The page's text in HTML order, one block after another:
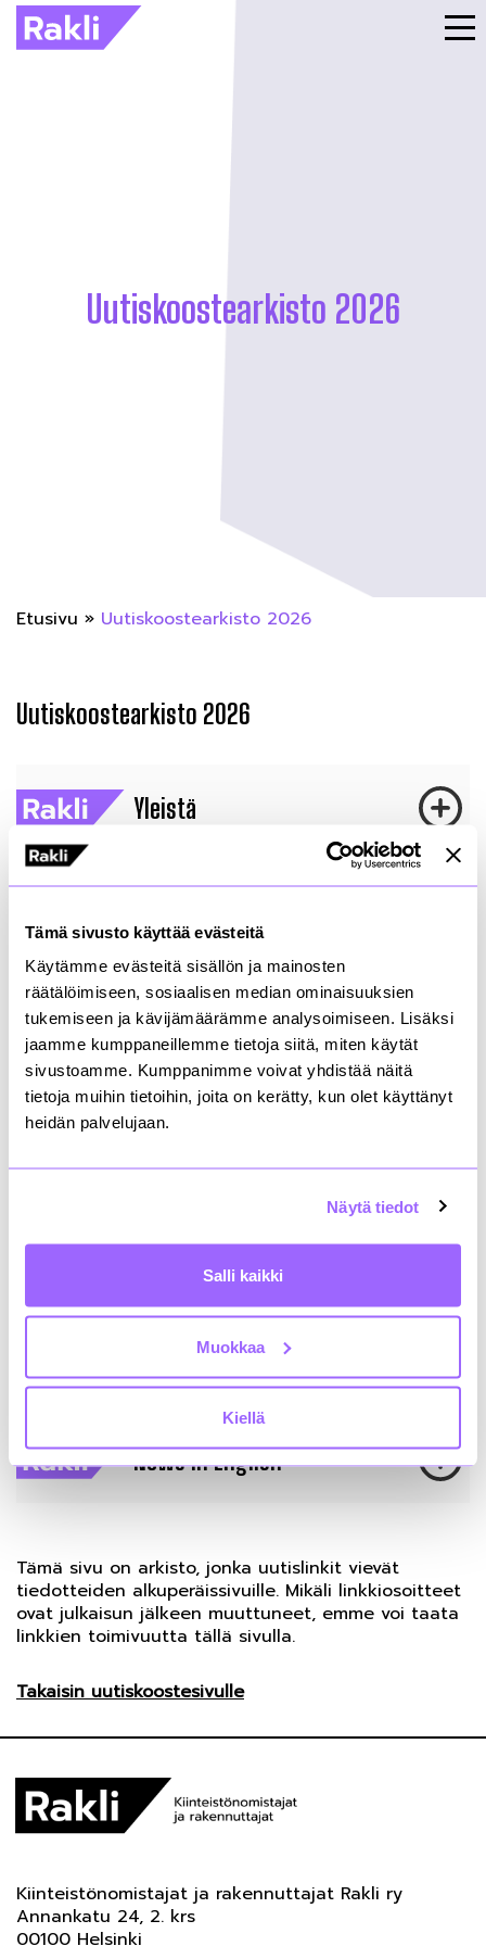
Tämä sivusto käyttää evästeitä
Käytämme evästeitä sisällön ja mainosten
räätälöimiseen, sosiaalisen median ominaisuuksien
tukemiseen ja kävijämäärämme analysoimiseen. Lisäksi
jaamme kumppaneillemme tietoja siitä, miten käytät
sivustoamme. Kumppanimme voivat yhdistää näitä
tietoja muihin tietoihin, joita on kerätty, kun olet käyttänyt
heidän palvelujaan.
Näytä tiedot
Salli kaikki
Muokkaa
Kiellä
Uutiskoostearkisto 2026
Etusivu » Uutiskoostearkisto 2026
Uutiskoostearkisto 2026
Yleistä
Digitaalisuus
Kaupat
Hankkeet ja sopimukset
Nimitykset
News in English
Tämä sivu on arkisto, jonka uutislinkit vievät
tiedotteiden alkuperäissivuille. Mikäli linkkiosoitteet
ovat julkaisun jälkeen muuttuneet, emme voi taata
linkkien toimivuutta tällä sivulla.
Takaisin uutiskoostesivulle
Kiinteistönomistajat ja rakennuttajat Rakli ry
Annankatu 24, 2. krs
00100 Helsinki